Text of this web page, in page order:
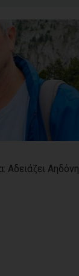
Αδειάζει Αηδόνη